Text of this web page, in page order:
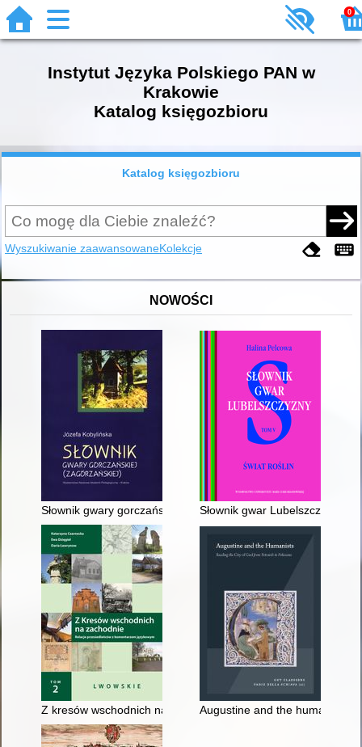
0
Instytut Języka Polskiego PAN w
Krakowie
Katalog księgozbioru
Katalog księgozbioru
Wyszukiwanie zaawansowaneKolekcje
NOWOŚCI
Słownik gwary gorczańskiej (zagórzańskiej)Słownik gwar Lubelszczyzny. T.
Z kresów wschodnich na zachodnie : relacje przesiedleńców
Augustine and the humanists :